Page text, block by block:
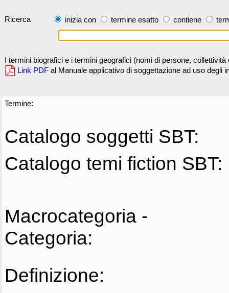
Ricerca inizia con termine esatto contiene
I termini biografici e i termini geografici (nomi di persone,
Link PDF al Manuale applicativo di soggettazione ad uso degli
Termine:
Catalogo soggetti SBT:
Catalogo temi fiction SBT:
Macrocategoria -
Categoria:
Definizione: